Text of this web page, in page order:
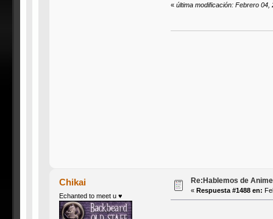
«última modificación: Febrero
Chikai
Echanted to meet u ♥
Re:Hablemos de
« Respuesta #1488 en: